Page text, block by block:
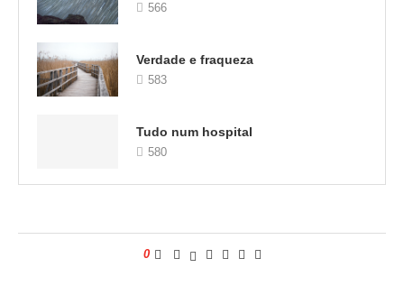
566
Verdade e fraqueza
583
Tudo num hospital
580
0